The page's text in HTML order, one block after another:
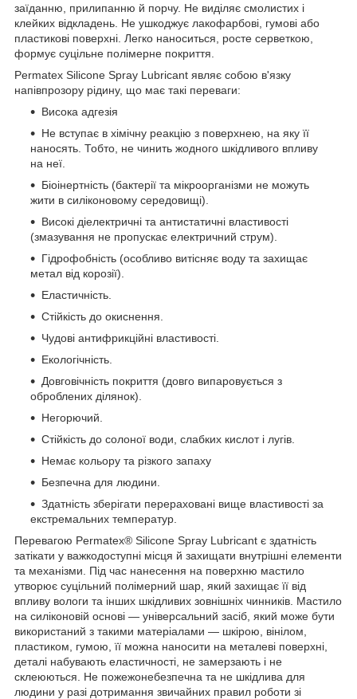
заїданню, прилипанню й порчу. Не виділяє смолистих і
клейких відкладень. Не ушкоджує лакофарбові, гумові або
пластикові поверхні. Легко наноситься, росте серветкою,
формує суцільне полімерне покриття.
Permatex Silicone Spray Lubricant являє собою в'язку
напівпрозору рідину, що має такі переваги:
Висока адгезія
Не вступає в хімічну реакцію з поверхнею, на яку її
наносять. Тобто, не чинить жодного шкідливого впливу
на неї.
Біоінертність (бактерії та мікроорганізми не можуть
жити в силіконовому середовищі).
Високі діелектричні та антистатичні властивості
(змазування не пропускає електричний струм).
Гідрофобність (особливо витісняє воду та захищає
метал від корозії).
Еластичність.
Стійкість до окиснення.
Чудові антифрикційні властивості.
Екологічність.
Довговічність покриття (довго випаровується з
оброблених ділянок).
Негорючий.
Стійкість до солоної води, слабких кислот і лугів.
Немає кольору та різкого запаху
Безпечна для людини.
Здатність зберігати перераховані вище властивості за
екстремальних температур.
Перевагою Permatex® Silicone Spray Lubricant є здатність
затікати у важкодоступні місця й захищати внутрішні елементи
та механізми. Під час нанесення на поверхню мастило
утворює суцільний полімерний шар, який захищає її від
впливу вологи та інших шкідливих зовнішніх чинників. Мастило
на силіконовій основі — універсальний засіб, який може бути
використаний з такими матеріалами — шкірою, вінілом,
пластиком, гумою, її можна наносити на металеві поверхні,
деталі набувають еластичності, не замерзають і не
склеюються. Не пожежонебезпечна та не шкідлива для
людини у разі дотримання звичайних правил роботи зі